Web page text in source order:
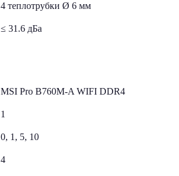
4 теплотрубки Ø 6 мм
≤ 31.6 дБа
MSI Pro B760M-A WIFI DDR4
1
0, 1, 5, 10
4